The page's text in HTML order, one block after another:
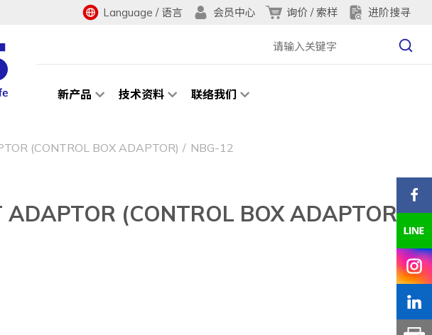
Language / 语言 会员中心 询价 / 索样 进阶搜寻
新产品 技术资料 联络我们
(CONTROL BOX ADAPTOR) NBG-12
ADAPTOR (CONTROL BOX ADAPTOR)